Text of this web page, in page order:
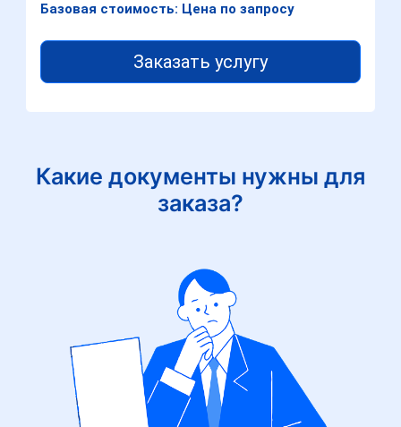
Базовая стоимость: Цена по запросу
Заказать услугу
Какие документы нужны для
заказа?